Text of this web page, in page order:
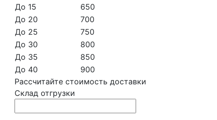
До 15
650
До 20
700
До 25
750
До 30
800
До 35
850
До 40
900
Рассчитайте стоимость доставки
Склад отгрузки